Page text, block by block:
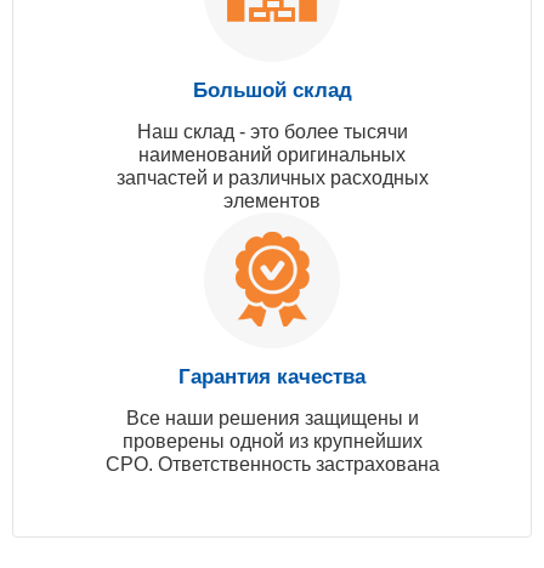
Большой склад
Наш склад - это более тысячи
наименований оригинальных
запчастей и различных расходных
элементов
Гарантия качества
Все наши решения защищены и
проверены одной из крупнейших
СРО. Ответственность застрахована